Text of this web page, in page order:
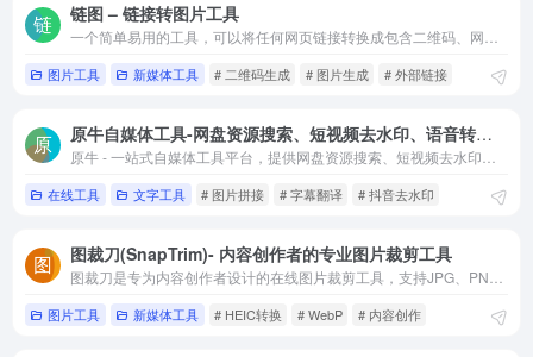
链图 – 链接转图片工具
图片工具 新媒体工具 # 二维码生成 # 图片生成 # 外部链接
原牛自媒体工具-网盘资源搜索、短视频去水印、语音转文字
在线工具 文字工具 # 图片拼接 # 字幕翻译 # 抖音去水印
图裁刀(SnapTrim)- 内容创作者的专业图片裁剪工具
图片工具 新媒体工具 # HEIC转换 # WebP # 内容创作